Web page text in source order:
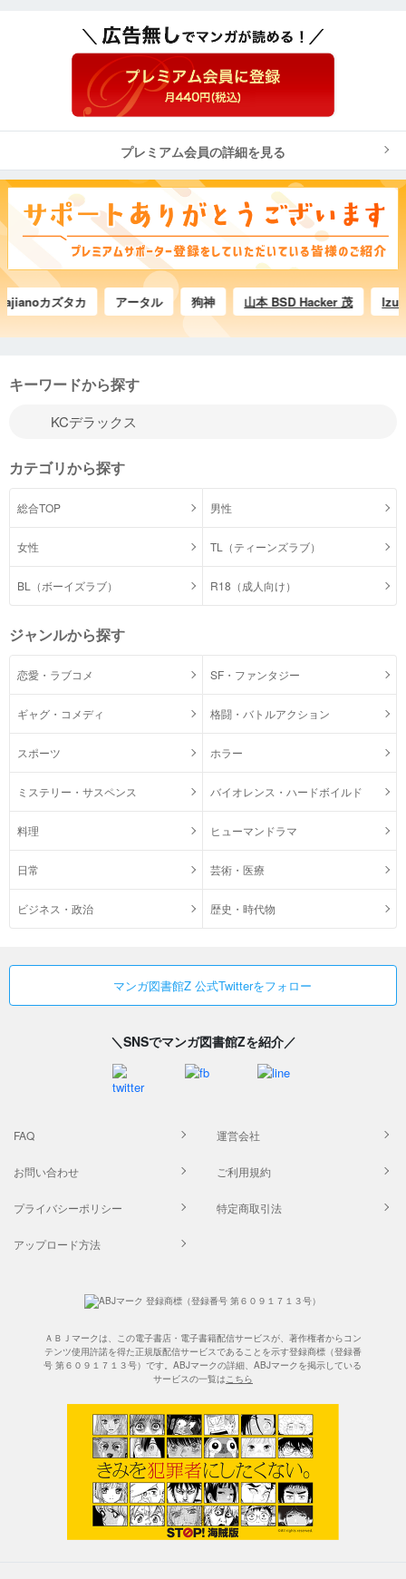
プレミアム会員の詳細を見る
カズタカ アータル 狗神 山本 BSD Hacker 茂 Izumi
キーワードから探す
カテゴリから探す
総合TOP 男性
女性 TL（ティーンズラブ）
BL（ボーイズラブ） R18（成人向け）
ジャンルから探す
恋愛・ラブコメ SF・ファンタジー
ギャグ・コメディ 格闘・バトルアクション
スポーツ ホラー
ミステリー・サスペンス バイオレンス・ハードボイルド
料理 ヒューマンドラマ
日常 芸術・医療
ビジネス・政治 歴史・時代物
マンガ図書館Z 公式Twitterをフォロー
＼SNSでマンガ図書館Zを紹介／
FAQ 運営会社
お問い合わせ ご利用規約
プライバシーポリシー 特定商取引法
アップロード方法
ＡＢＪマークは、この電子書店・電子書籍配信サービスが、著作権者からコン
テンツ使用許諾を得た正規版配信サービスであることを示す登録商標（登録番
号 第６０９１７１３号）です。ABJマークの詳細、ABJマークを掲示している
サービスの一覧はこちら